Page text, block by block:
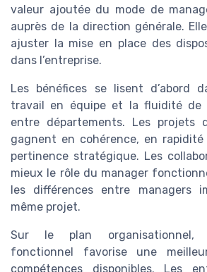
valeur ajoutée du mode de
auprès de la direction générale.
ajuster la mise en place des
dans l’entreprise.
Les bénéfices se lisent d’abord
travail en équipe et la fluidité de
entre départements. Les projets
gagnent en cohérence, en rapidité
pertinence stratégique. Les
mieux le rôle du manager
les différences entre managers
même projet.
Sur le plan organisationnel,
fonctionnel favorise une
compétences disponibles. Les